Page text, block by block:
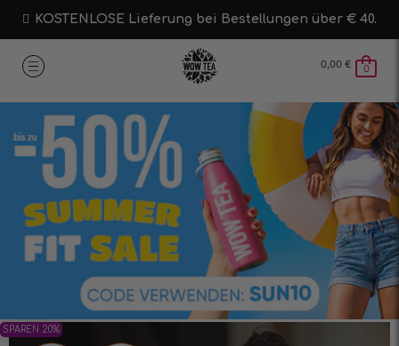
KOSTENLOSE Lieferung bei Bestellungen über € 40.
0,00 € 0
SPAREN 20%